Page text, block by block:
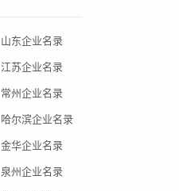
山东企业名录
江苏企业名录
常州企业名录
哈尔滨企业名录
金华企业名录
泉州企业名录